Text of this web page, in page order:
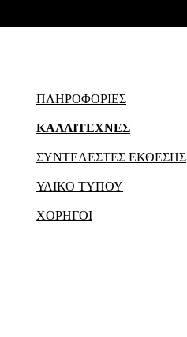
ΠΛΗΡΟΦΟΡΙΕΣ
ΚΑΛΛΙΤΕΧΝΕΣ
ΣΥΝΤΕΛΕΣΤΕΣ ΕΚΘΕΣΗΣ
ΥΛΙΚΟ ΤΥΠΟΥ
ΧΟΡΗΓΟΙ